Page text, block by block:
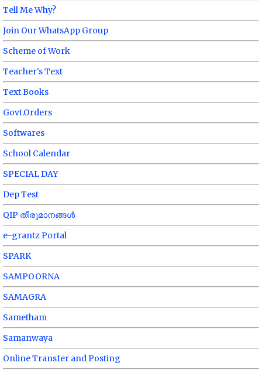
Tell Me Why?
Join Our WhatsApp Group
Scheme of Work
Teacher's Text
Text Books
Govt.Orders
Softwares
School Calendar
SPECIAL DAY
Dep Test
QIP തീരുമാനങ്ങൾ
e-grantz Portal
SPARK
SAMPOORNA
SAMAGRA
Sametham
Samanwaya
Online Transfer and Posting